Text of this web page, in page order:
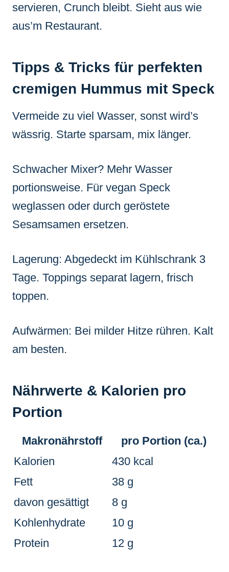
servieren, Crunch bleibt. Sieht aus wie
aus’m Restaurant.
Tipps & Tricks für perfekten
cremigen Hummus mit Speck
Vermeide zu viel Wasser, sonst wird’s
wässrig. Starte sparsam, mix länger.
Schwacher Mixer? Mehr Wasser
portionsweise. Für vegan Speck
weglassen oder durch geröstete
Sesamsamen ersetzen.
Lagerung: Abgedeckt im Kühlschrank 3
Tage. Toppings separat lagern, frisch
toppen.
Aufwärmen: Bei milder Hitze rühren. Kalt
am besten.
Nährwerte & Kalorien pro
Portion
Makronährstoff
pro Portion (ca.)
Kalorien
430 kcal
Fett
38 g
davon gesättigt
8 g
Kohlenhydrate
10 g
Protein
12 g